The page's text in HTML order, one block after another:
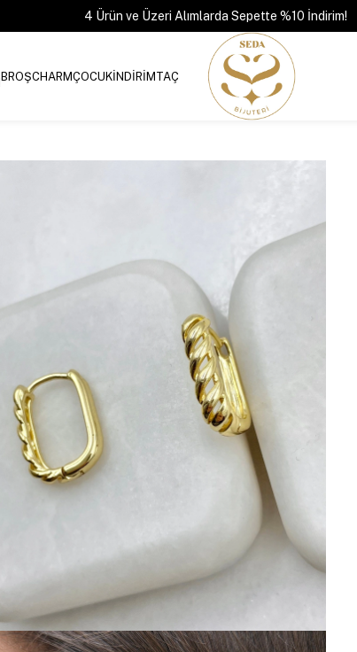
4 Ürün ve Üzeri Alımlarda Sepette %10 İndirim!
BROŞCHARMÇOCUKİNDİRİMTAÇ